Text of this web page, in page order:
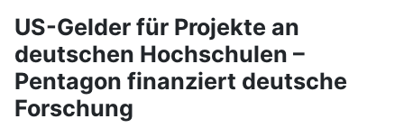
US-Gelder für Projekte an
deutschen Hochschulen –
Pentagon finanziert deutsche
Forschung